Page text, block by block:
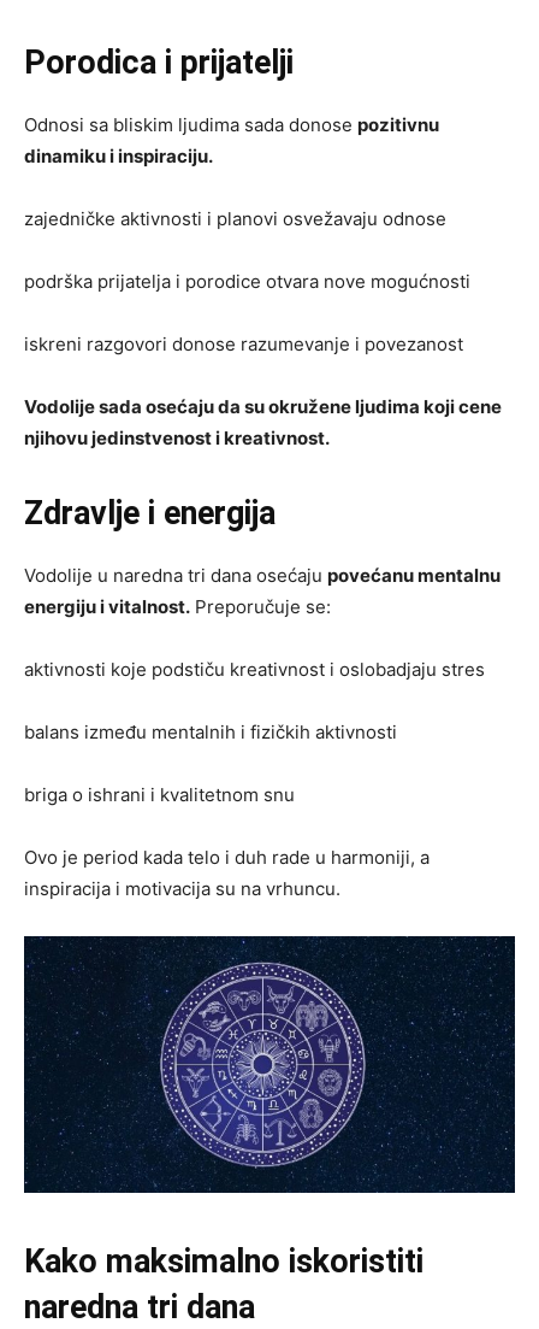
Porodica i prijatelji
Odnosi sa bliskim ljudima sada donose pozitivnu
dinamiku i inspiraciju.
zajedničke aktivnosti i planovi osvežavaju odnose
podrška prijatelja i porodice otvara nove mogućnosti
iskreni razgovori donose razumevanje i povezanost
Vodolije sada osećaju da su okružene ljudima koji cene
njihovu jedinstvenost i kreativnost.
Zdravlje i energija
Vodolije u naredna tri dana osećaju povećanu mentalnu
energiju i vitalnost. Preporučuje se:
aktivnosti koje podstiču kreativnost i oslobadjaju stres
balans između mentalnih i fizičkih aktivnosti
briga o ishrani i kvalitetnom snu
Ovo je period kada telo i duh rade u harmoniji, a
inspiracija i motivacija su na vrhuncu.
Kako maksimalno iskoristiti
naredna tri dana